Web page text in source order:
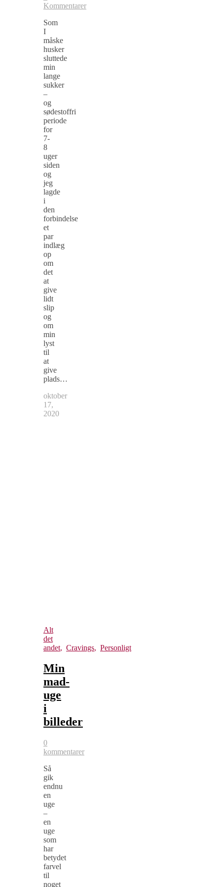
Kommentarer
Som
I
måske
husker
sluttede
min
lange
sukker
–
og
sødestoffri
periode
for
7-
8
uger
siden
og
jeg
lagde
i
den
forbindelse
et
par
indlæg
op
om
det
at
give
lidt
slip
og
om
min
lyst
til
at
give
plads…
oktober
17,
2020
Alt
det
andet, Cravings, Personligt
Min
mad-
uge
i
billeder
0
kommentarer
Så
gik
endnu
en
uge
–
en
uge
som
har
betydet
farvel
til
noget